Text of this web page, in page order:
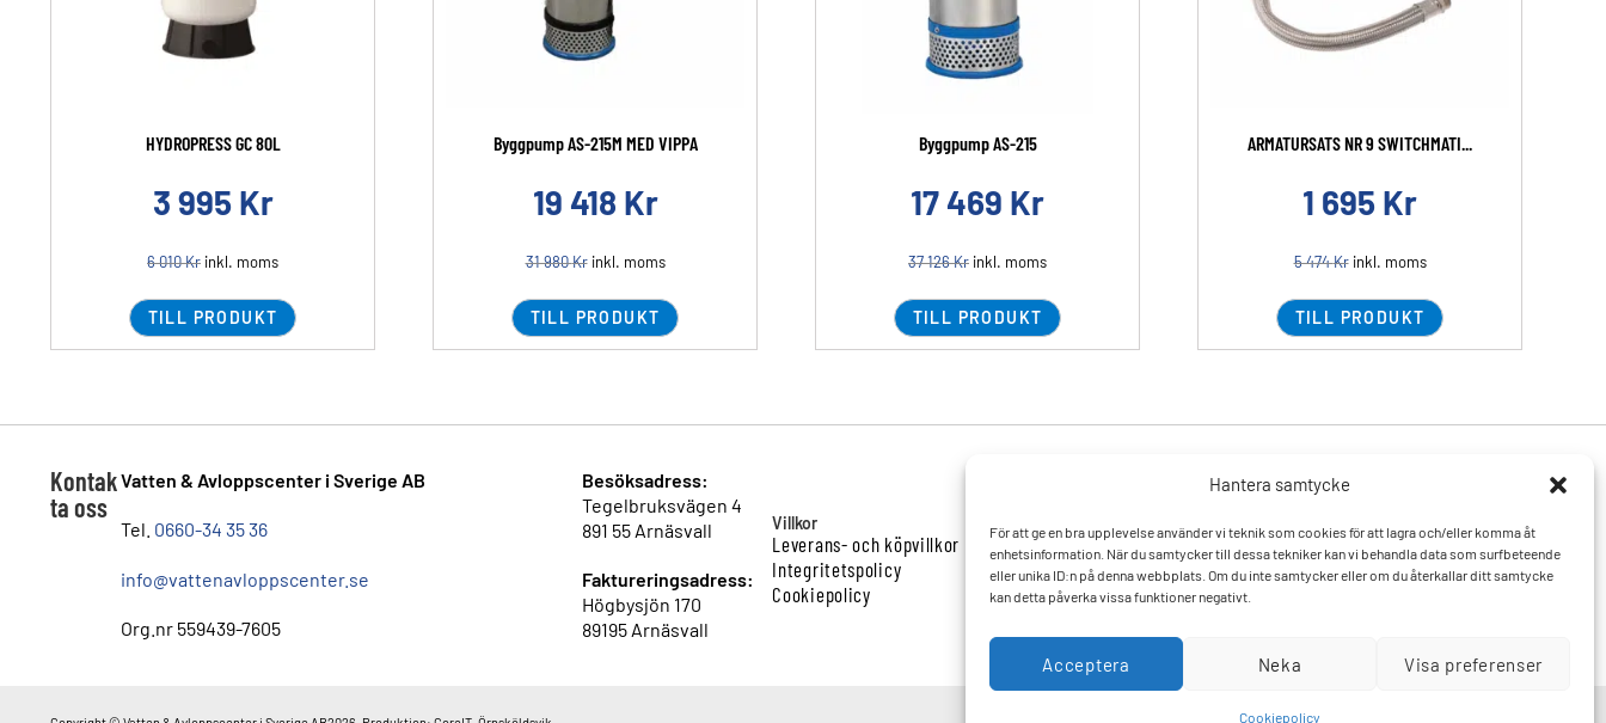
Hantera samtycke
För att ge en bra upplevelse använder vi teknik som cookies för att lagra och/eller komma åt
enhetsinformation. När du samtycker till dessa tekniker kan vi behandla data som surfbeteende
eller unika ID:n på denna webbplats. Om du inte samtycker eller om du återkallar ditt samtycke
kan detta påverka vissa funktioner negativt.
Acceptera Neka Visa preferenser
Cookiepolicy
HYDROPRESS GC 80L
3 995 Kr
6 010Kr inkl. moms
TILL PRODUKT
Byggpump AS-215M MED VIPPA
19 418 Kr
31 980Krinkl. moms
TILL PRODUKT
Byggpump AS-215
17 469 Kr
37 126Kr inkl. moms
TILL PRODUKT
ARMATURSATS NR 9 SWITCHMATI...
1 695 Kr
5 474Krinkl. moms
TILL PRODUKT
Kontak
ta oss
Vatten & Avloppscenter i Sverige AB
Tel. 0660-34 35 36
info@vattenavloppscenter.se
Org.nr 559439-7605
Besöksadress:
Tegelbruksvägen 4
891 55 Arnäsvall
Faktureringsadress:
Högbysjön 170
89195 Arnäsvall
Villkor
Leverans- och köpvillkor
Integritetspolicy
Cookiepolicy
Varumärken
Mitt konto
Vanliga frågor och svar
Kontakta oss
Hitta till oss